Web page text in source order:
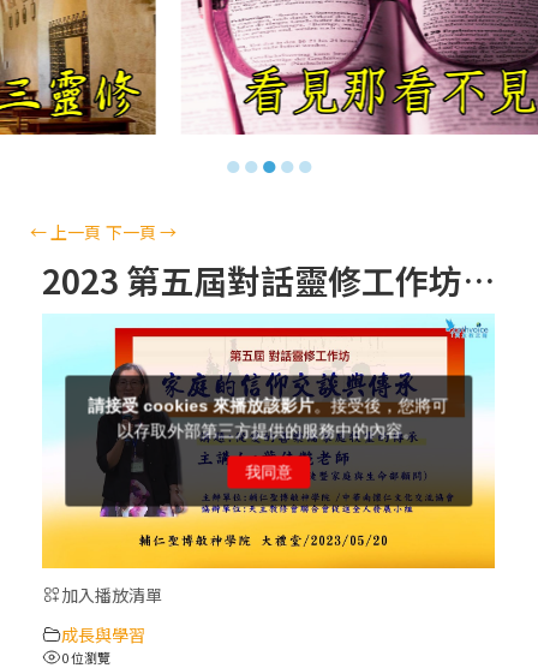
【信仰之旅】第十四集：「天主十誡(下)」
—金毓瑋 神父
【信仰之旅】第十三集：「天主十誡(上)」
—金毓瑋 神父
【信仰之旅】第十二集：「聖母、聖人」—
【信仰之旅】第十一集：「教 會」(推廣片)
【信仰之旅】第十一集：「教 會」—林必能
神父
【信仰之旅】第十集：「逾越奧蹟」— 錢玲
珠老師
(5)黃敏正主教帶你做「四旬期避靜」—【逾
●●●●●
← 上一頁 下一頁→
2023 第五屆對話靈修工作坊 《家庭的信仰交談與傳承》
加入播放清單
成長與學習
0 位瀏覽